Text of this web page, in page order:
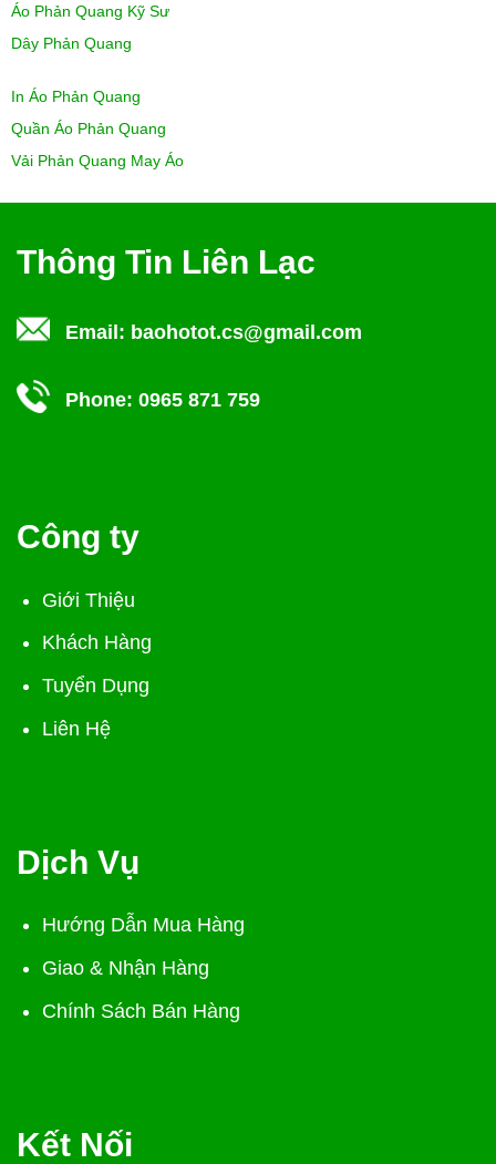
Áo Phản Quang Kỹ Sư
Dây Phản Quang
In Áo Phản Quang
Quần Áo Phản Quang
Vải Phản Quang May Áo
Thông Tin Liên Lạc
Email: baohotot.cs@gmail.com
Phone: 0965 871 759
Công ty
Giới Thiệu
Khách Hàng
Tuyển Dụng
Liên Hệ
Dịch Vụ
Hướng Dẫn Mua Hàng
Giao & Nhận Hàng
Chính Sách Bán Hàng
Kết Nối